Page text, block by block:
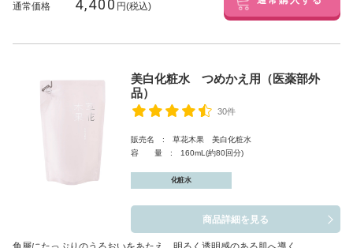
通常価格 4,400 円(税込)
美白化粧水 つめかえ用（医薬部外
品）
30件
販売名 : 草花木果 美白化粧水
容 量 : 160mL(約80回分)
化粧水
商品詳細を見る